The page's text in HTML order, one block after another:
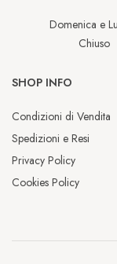
Domenica e
Chiuso
SHOP INFO
Condizioni di Vendita
Spedizioni e Resi
Privacy Policy
Cookies Policy